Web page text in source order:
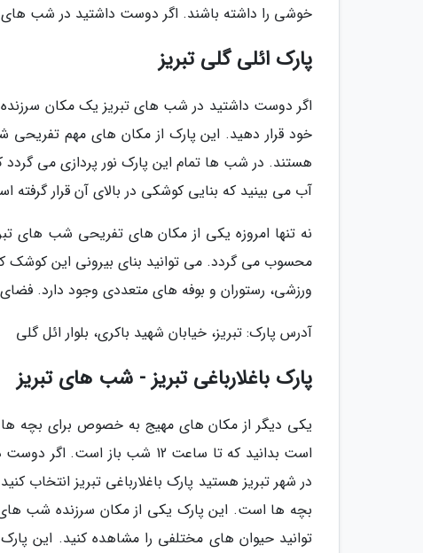
خوشی را داشته باشند. اگر دوست داشتید در شب های
پارک ائلی گلی تبریز
اگر دوست داشتید در شب های تبریز یک مکان سرزنده
خود قرار دهید. این پارک از مکان های مهم
هستند. در شب ها تمام این پارک نور پردازی می
آب می بینید که بنایی کوشکی در بالای آن قرار گرفته
نه تنها امروزه یکی از مکان های تفریحی شب های
محسوب می گردد. می توانید بنای بیرونی این کوشک
ورزشی، رستوران و بوفه های متعددی وجود دارد.
آدرس پارک: تبریز، خیابان شهید باکری، بلوار ائل گلی
پارک باغلارباغی تبریز - شب های تبریز
یکی دیگر از مکان های مهیج به خصوص برای بچه ها
است بدانید که تا ساعت 12 شب
در شهر تبریز هستید پارک باغلارباغی تبریز انتخاب
بچه ها است. این پارک یکی از مکان سرزنده شب
توانید حیوان های مختلفی را مشاهده کنید. این